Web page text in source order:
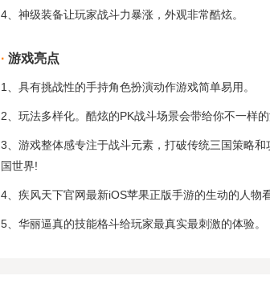
4、神级装备让玩家战斗力暴涨，外观非常酷炫。
游戏亮点
1、具有挑战性的手持角色扮演动作游戏简单易用。
2、玩法多样化。酷炫的PK战斗场景会带给你不一样的
3、游戏整体感专注于战斗元素，打破传统三国策略
国世界!
4、疾风天下官网最新iOS苹果正版手游的生动的人物
5、华丽逼真的技能格斗给玩家最真实最刺激的体验。